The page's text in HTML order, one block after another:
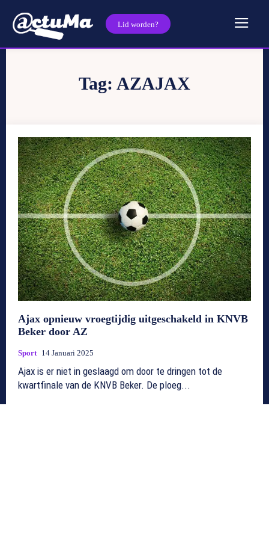
Lid worden?
Tag: AZAJAX
Ajax opnieuw vroegtijdig uitgeschakeld in KNVB
Beker door AZ
Sport 14 Januari 2025
Ajax is er niet in geslaagd om door te dringen tot de
kwartfinale van de KNVB Beker. De ploeg...